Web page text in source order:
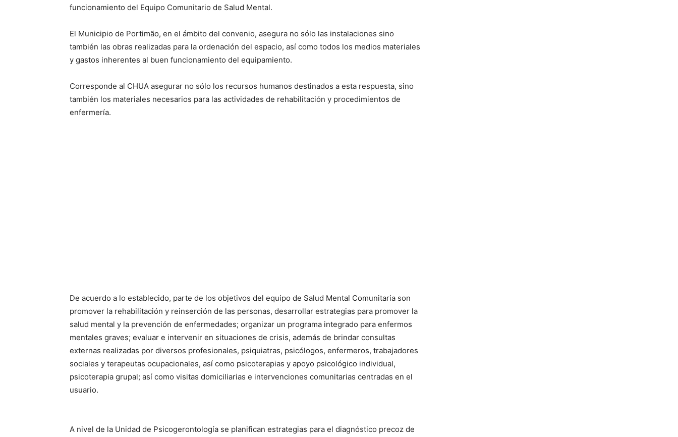
funcionamiento del Equipo Comunitario de Salud Mental.
El Municipio de Portimão, en el ámbito del convenio, asegura no sólo las instalaciones sino
también las obras realizadas para la ordenación del espacio, así como todos los medios materiales
y gastos inherentes al buen funcionamiento del equipamiento.
Corresponde al CHUA asegurar no sólo los recursos humanos destinados a esta respuesta, sino
también los materiales necesarios para las actividades de rehabilitación y procedimientos de
enfermería.
De acuerdo a lo establecido, parte de los objetivos del equipo de Salud Mental Comunitaria son
promover la rehabilitación y reinserción de las personas, desarrollar estrategias para promover la
salud mental y la prevención de enfermedades; organizar un programa integrado para enfermos
mentales graves; evaluar e intervenir en situaciones de crisis, además de brindar consultas
externas realizadas por diversos profesionales, psiquiatras, psicólogos, enfermeros, trabajadores
sociales y terapeutas ocupacionales, así como psicoterapias y apoyo psicológico individual,
psicoterapia grupal; así como visitas domiciliarias e intervenciones comunitarias centradas en el
usuario.
A nivel de la Unidad de Psicogerontología se planifican estrategias para el diagnóstico precoz de